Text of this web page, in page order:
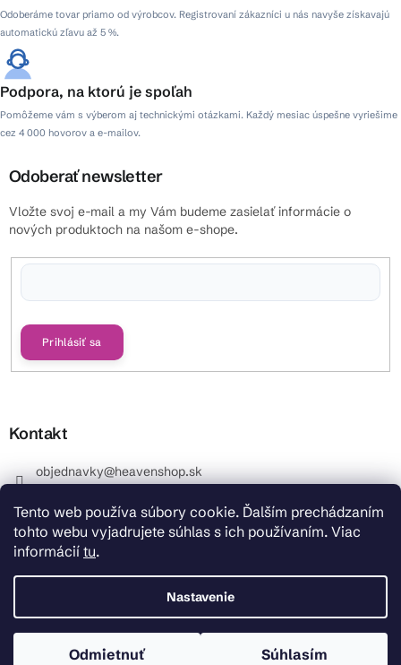
Tento web používa súbory cookie. Ďalším prechádzaním
tohto webu vyjadrujete súhlas s ich používaním. Viac
informácií tu.
Nastavenie
Odmietnuť Súhlasím
Odoberáme tovar priamo od výrobcov. Registrovaní zákazníci u nás navyše získavajú
automatickú zľavu až 5 %.
Podpora, na ktorú je spoľah
Pomôžeme vám s výberom aj technickými otázkami. Každý mesiac úspešne vyriešime
cez 4 000 hovorov a e-mailov.
Odoberať newsletter
Vložte svoj e-mail a my Vám budeme zasielať informácie o
nových produktoch na našom e-shope.
Prihlásiť sa
Kontakt
objednavky@heavenshop.sk
_Info objednávky : +421 914 399 399 Pracovné dni od
8.00 hod. do 12.00 . REKLAMÁCIE : +421 914 399 399
HeavenShop.sk
HeavenShop.sk
Copyright 2026Heavenshop . Všetky práva vyhradené.